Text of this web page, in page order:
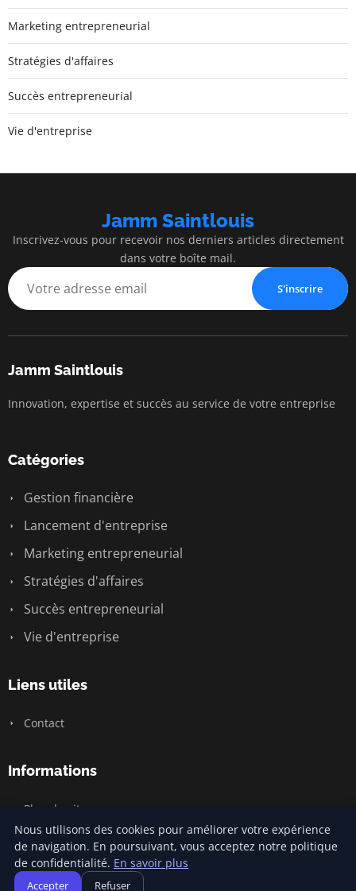
Marketing entrepreneurial
Stratégies d'affaires
Succès entrepreneurial
Vie d'entreprise
Jamm Saintlouis
Inscrivez-vous pour recevoir nos derniers articles directement
dans votre boîte mail.
S'inscrire
Jamm Saintlouis
Innovation, expertise et succès au service de votre entreprise
Catégories
Gestion financière
Lancement d'entreprise
Marketing entrepreneurial
Stratégies d'affaires
Succès entrepreneurial
Vie d'entreprise
Liens utiles
Contact
Informations
Plan du site
© 2026 Jamm Saintlouis. Tous droits réservés.
Nous utilisons des cookies pour améliorer votre expérience
de navigation. En poursuivant, vous acceptez notre politique
de confidentialité. En savoir plus
Accepter Refuser